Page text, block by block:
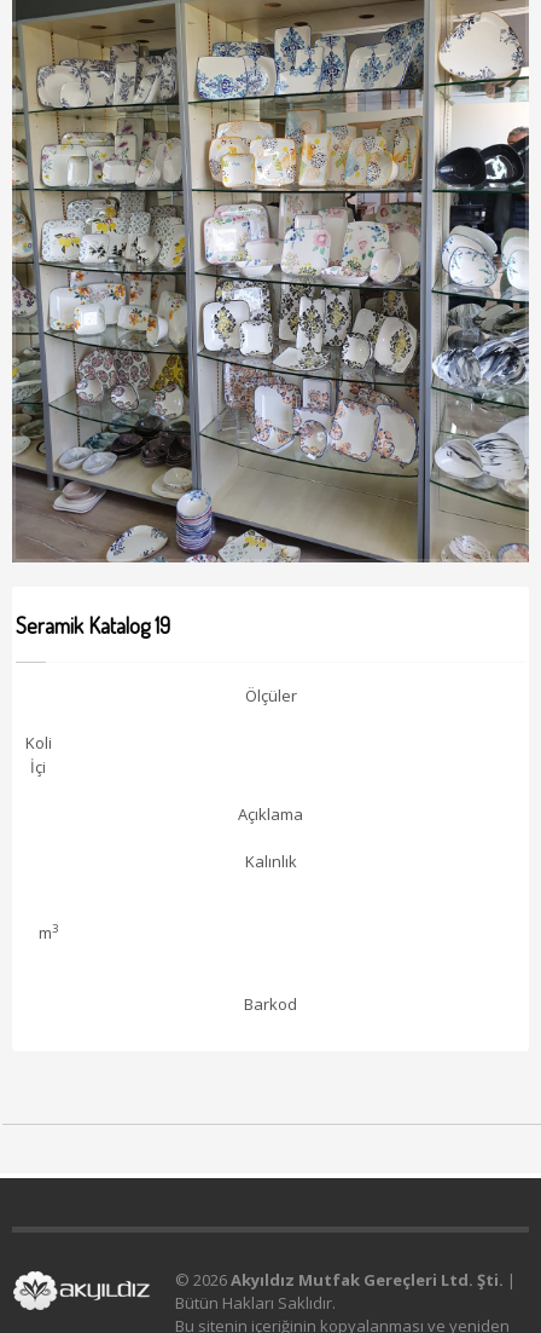
Seramik Katalog 19
Ölçüler
Koli
İçi
Açıklama
Kalınlık
m3
Barkod
© 2026Akyıldız Mutfak Gereçleri Ltd. Şti. |
Bütün Hakları Saklıdır.
Bu sitenin içeriğinin kopyalanması ve yeniden